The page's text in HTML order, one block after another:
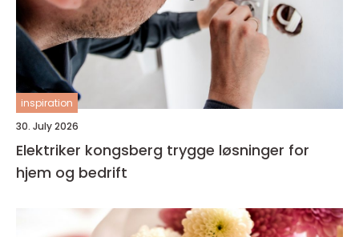
inspiration
30. July 2026
Elektriker kongsberg trygge løsninger for
hjem og bedrift